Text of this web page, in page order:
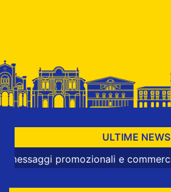
ULTIME NEWS
e commerciali